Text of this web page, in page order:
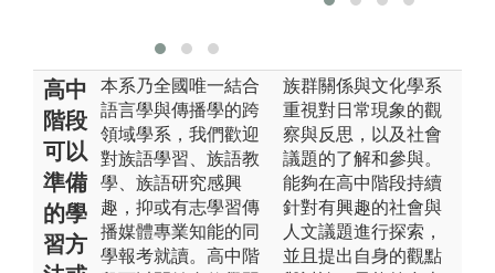
與傳播學系
高中
階段
可以
準備
的學
習方
本系乃全國唯一結合
語言學與傳播學的跨
領域學系，我們歡迎
對族語學習、族語教
學、族語研究感興
趣，抑或有志學習傳
播媒體專業知能的同
學報考就讀。高中階
族群關係與文化學系
重視對日常現象的觀
察與反思，以及社會
議題的了解和參與。
能夠在高中階段持續
針對有興趣的社會與
人文議題進行探索，
並且提出自身的觀點